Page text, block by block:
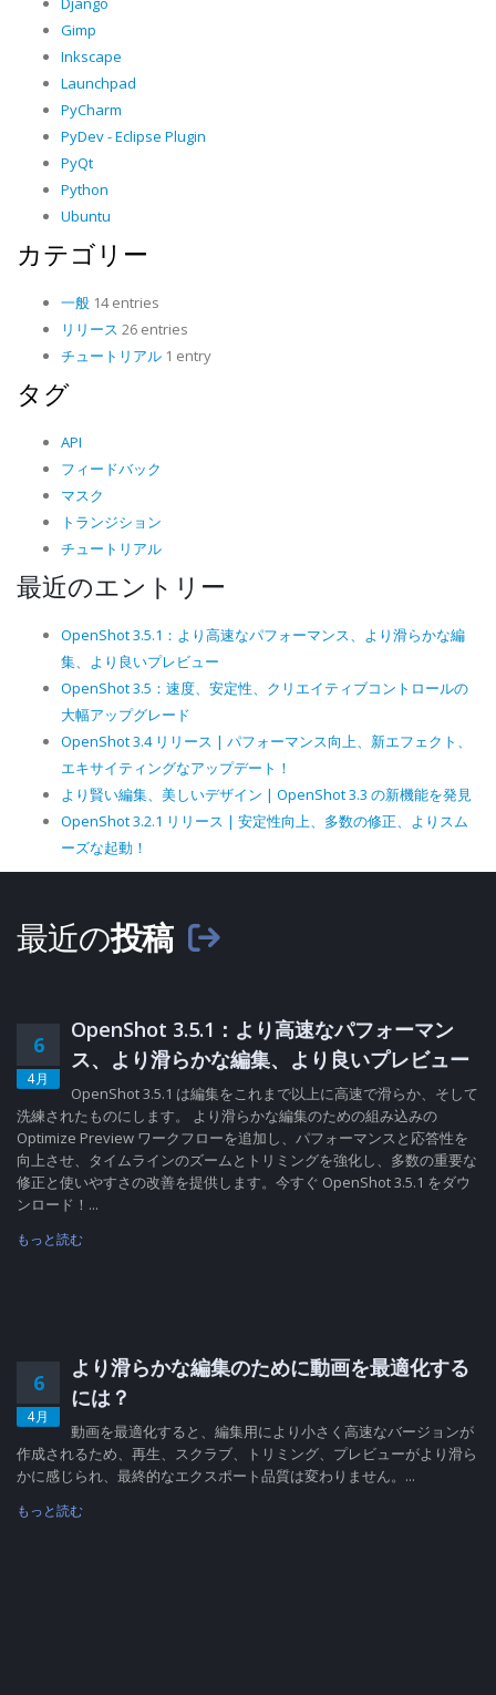
Gimp
Inkscape
Launchpad
PyCharm
PyDev - Eclipse Plugin
PyQt
Python
Ubuntu
カテゴリー
一般 14 entries
リリース 26 entries
チュートリアル 1 entry
タグ
API
フィードバック
マスク
トランジション
チュートリアル
最近のエントリー
OpenShot 3.5.1：より高速なパフォーマンス、より滑らかな編
集、より良いプレビュー
OpenShot 3.5：速度、安定性、クリエイティブコントロールの
大幅アップグレード
OpenShot 3.4 リリース | パフォーマンス向上、新エフェクト、
エキサイティングなアップデート！
より賢い編集、美しいデザイン | OpenShot 3.3 の新機能を発見
OpenShot 3.2.1 リリース | 安定性向上、多数の修正、よりスム
ーズな起動！
最近の投稿
6
4月
OpenShot 3.5.1：より高速なパフォーマン
ス、より滑らかな編集、より良いプレビュー
OpenShot 3.5.1 は編集をこれまで以上に高速で滑らか、そして
洗練されたものにします。 より滑らかな編集のための組み込みの
Optimize Preview ワークフローを追加し、パフォーマンスと応答性を
向上させ、タイムラインのズームとトリミングを強化し、多数の重要な
修正と使いやすさの改善を提供します。今すぐ OpenShot 3.5.1 をダウ
ンロード！...
もっと読む
6
4月
より滑らかな編集のために動画を最適化する
には？
動画を最適化すると、編集用により小さく高速なバージョンが
作成されるため、再生、スクラブ、トリミング、プレビューがより滑ら
かに感じられ、最終的なエクスポート品質は変わりません。...
もっと読む